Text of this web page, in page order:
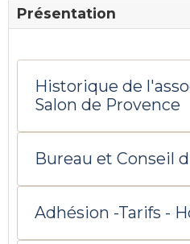
Présentation
Historique de
Salon de Provence
Bureau et Conseil
Adhésion -Tarifs -